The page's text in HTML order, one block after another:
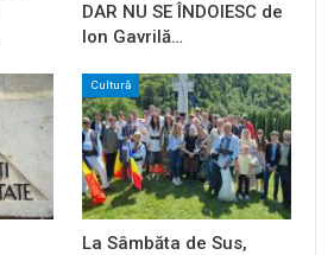
DAR NU SE ÎNDOIESC de
Ion Gavrilă…
Cultură
La Sâmbăta de Sus,